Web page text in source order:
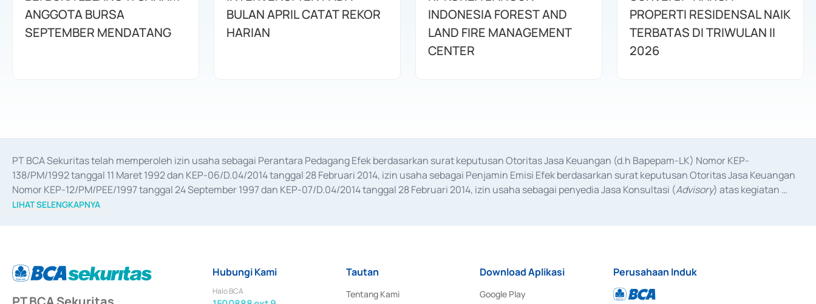
ANGGOTA BURSA
SEPTEMBER MENDATANG
BULAN APRIL CATAT REKOR
HARIAN
INDONESIA FOREST AND
LAND FIRE MANAGEMENT
CENTER
PROPERTI RESIDENSAL NAIK
TERBATAS DI TRIWULAN II
2026
PT BCA Sekuritas telah memperoleh izin usaha sebagai Perantara Pedagang Efek berdasarkan surat keputusan Otoritas Jasa Keuangan (d.h Bapepam-LK) Nomor KEP-
138/PM/1992 tanggal 11 Maret 1992 dan KEP-06/D.04/2014 tanggal 28 Februari 2014, izin usaha sebagai Penjamin Emisi Efek berdasarkan surat keputusan Otoritas Jasa Keuangan
Nomor KEP-12/PM/PEE/1997 tanggal 24 September 1997 dan KEP-07/D.04/2014 tanggal 28 Februari 2014, izin usaha sebagai penyedia Jasa Konsultasi (Advisory) atas kegiatan
merger, akuisisi, divestasi, dan
LIHAT SELENGKAPNYA
Hubungi Kami
Halo BCA
Tautan
Tentang Kami
Download Aplikasi
Google Play
Perusahaan Induk